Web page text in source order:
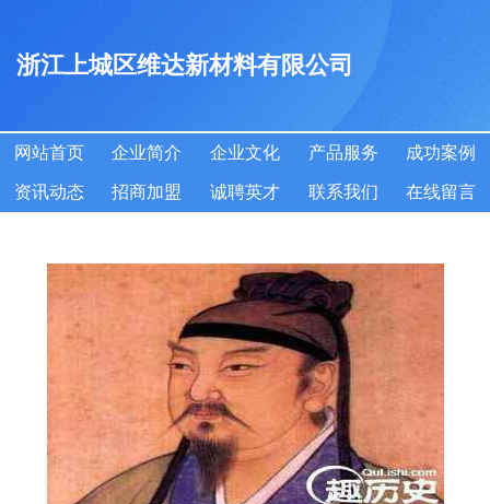
浙江上城区维达新材料有限公司
网站首页 企业简介 企业文化 产品服务 成功案例
资讯动态 招商加盟 诚聘英才 联系我们 在线留言